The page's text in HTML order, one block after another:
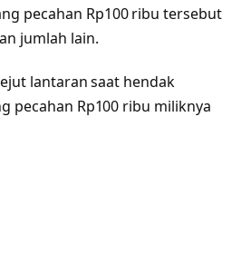
pecahan Rp100 ribu tersebut
jumlah lain.
lantaran saat hendak
pecahan Rp100 ribu miliknya